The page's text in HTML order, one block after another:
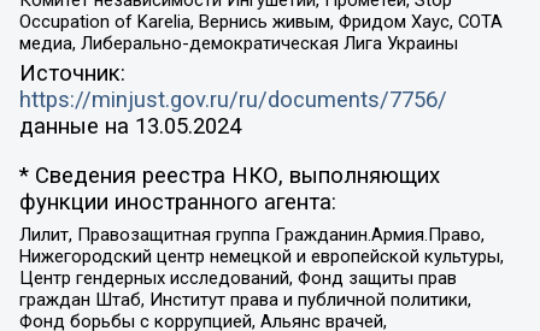
Occupation of Karelia, Вернись живым, Фридом Хаус, СОТА
медиа, Либерально-демократическая Лига Украины
Источник:
https://minjust.gov.ru/ru/documents/7756/
данные на 13.05.2024
* Сведения реестра НКО, выполняющих
функции иностранного агента:
Лилит, Правозащитная группа Гражданин.Армия.Право,
Нижегородский центр немецкой и европейской культуры,
Центр гендерных исследований, Фонд защиты прав
граждан Штаб, Институт права и публичной политики,
Фонд борьбы с коррупцией, Альянс врачей,